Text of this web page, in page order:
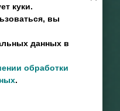
куки.
вы
данных в
обработки
.